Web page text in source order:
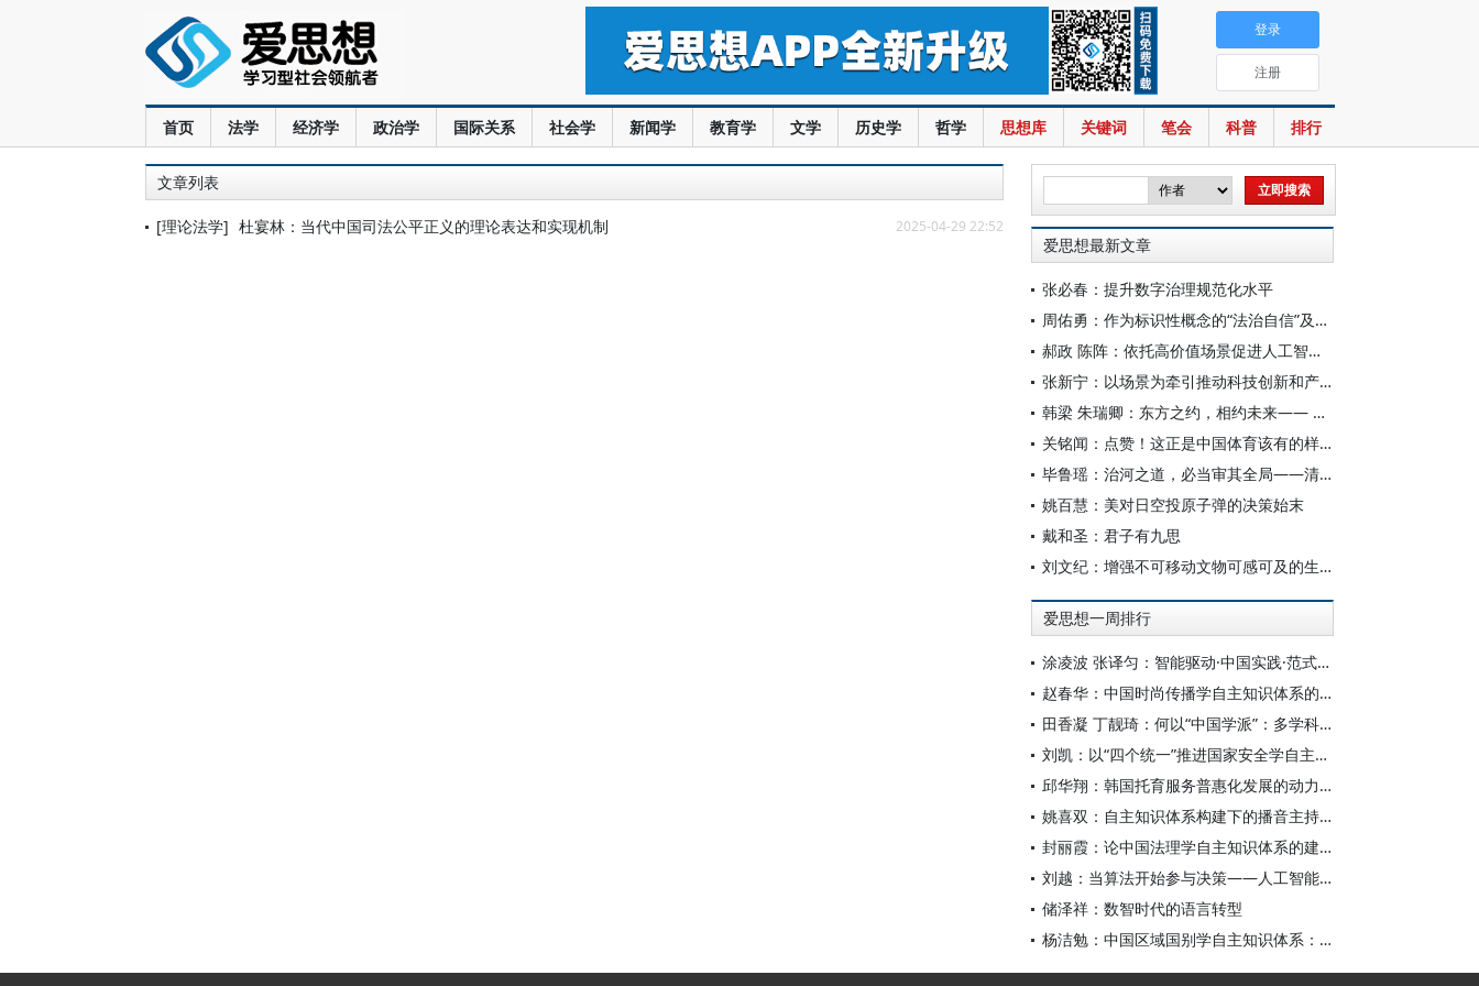
首页 法学 经济学 政治学 国际关系 社会学 新闻学 教育学 文学 历史学 哲学 思想库 关键词 笔会 科普 排行
登录
注册
文章列表
[理论法学] 杜宴林：当代中国司法公平正义的理论表达和实现机制 2025-04-29 22:52
爱思想最新文章
张必春：提升数字治理规范化水平
周佑勇：作为标识性概念的“法治自信”及其时代意蕴
郝政 陈阵：依托高价值场景促进人工智能高质量数据集建设
张新宁：以场景为牵引推动科技创新和产业创新深度融合
韩梁 朱瑞卿：东方之约，相约未来—— 中国元首外交的世界情怀与大国气派
关铭闻：点赞！这正是中国体育该有的样子
毕鲁瑶：治河之道，必当审其全局——清代靳辅的治水理念与实践
姚百慧：美对日空投原子弹的决策始末
戴和圣：君子有九思
刘文纪：增强不可移动文物可感可及的生命力
爱思想一周排行
涂凌波 张译匀：智能驱动·中国实践·范式创新：“构建中国新闻传播学自主知识体系”专题研讨会综述
赵春华：中国时尚传播学自主知识体系的内在逻辑与实践路径
田香凝 丁靓琦：何以“中国学派”：多学科视野下中国特色新闻传播学建设的研究
刘凯：以“四个统一”推进国家安全学自主知识体系构建
邱华翔：韩国托育服务普惠化发展的动力机制、制度路径与政策效应
姚喜双：自主知识体系构建下的播音主持高等专业教育研究
封丽霞：论中国法理学自主知识体系的建构
刘越：当算法开始参与决策——人工智能重塑全球治理的底层逻辑
储泽祥：数智时代的语言转型
杨洁勉：中国区域国别学自主知识体系：本原、借鉴和建构